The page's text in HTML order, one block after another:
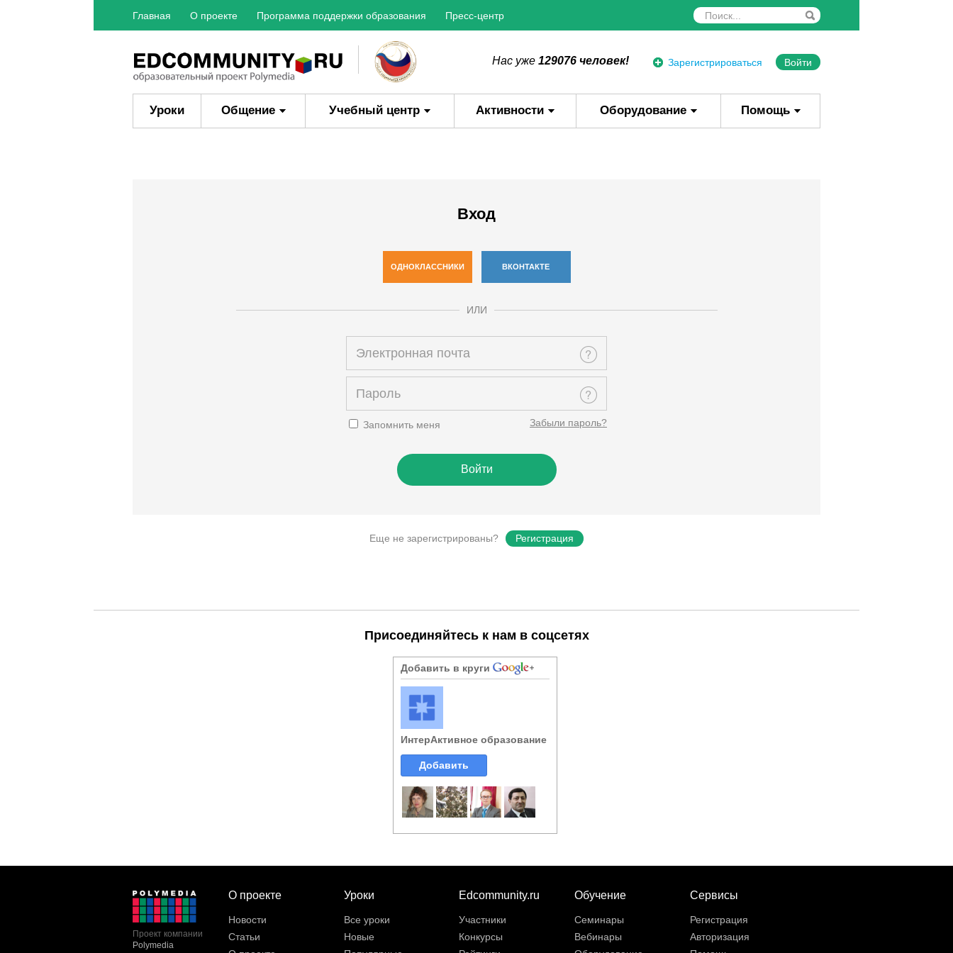
Главная О проекте Программа поддержки образования Пресс-центр
Зарегистрироваться Войти
Нас уже 129076 человек!
Уроки Общение Учебный центр Активности Оборудование Помощь
Вход
ОДНОКЛАССНИКИ ВКОНТАКТЕ
ИЛИ
Запомнить меня Забыли пароль?
Еще не зарегистрированы? Регистрация
Присоединяйтесь к нам в соцсетях
Добавить в круги
ИнтерАктивное образование
Добавить
Проект компании
Polymedia
О проекте
Новости
Статьи
Уроки
Все уроки
Новые
Edcommunity.ru
Участники
Конкурсы
Обучение
Семинары
Вебинары
Сервисы
Регистрация
Авторизация